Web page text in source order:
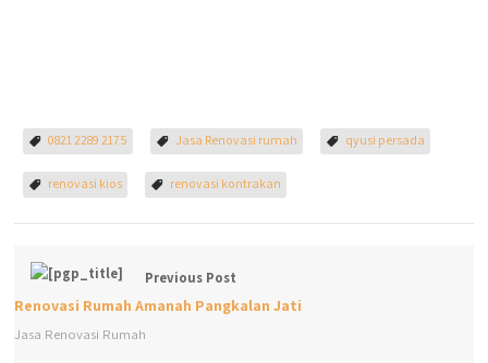
0821 2289 2175 Jasa Renovasi rumah qyusi persada
renovasi kios renovasi kontrakan
Previous Post
Renovasi Rumah Amanah Pangkalan Jati
Jasa Renovasi Rumah